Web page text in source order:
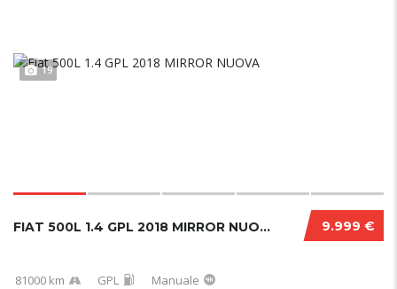
19
9.999 €
FIAT 500L 1.4 GPL 2018 MIRROR NUOVA
81000 km GPL Manuale